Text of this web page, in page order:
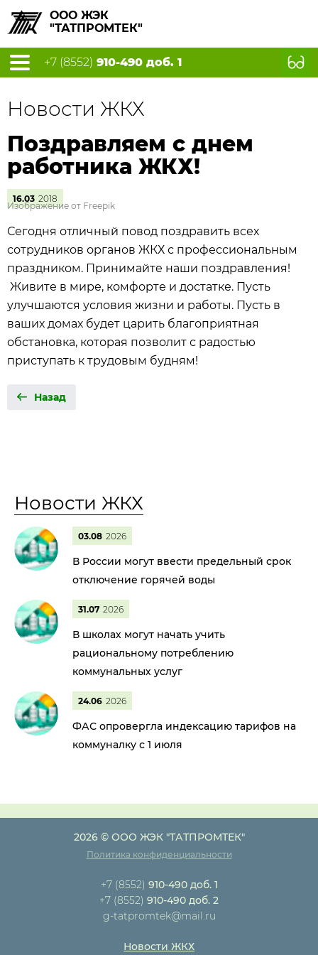
ООО ЖЭК
"ТАТПРОМТЕК"
+7 (8552) 910-490 доб. 1
Новости ЖКХ
Поздравляем с днем
работника ЖКХ!
16.03 2018
Изображение от Freepik
Сегодня отличный повод поздравить всех
сотрудников органов ЖКХ с профессиональным
праздником. Принимайте наши поздравления!
Живите в мире, комфорте и достатке. Пусть
улучшаются условия жизни и работы. Пусть в
ваших домах будет царить благоприятная
обстановка, которая позволит с радостью
приступать к трудовым будням!
Назад
Новости ЖКХ
03.08 2026
В России могут ввести предельный срок
отключение горячей воды
31.07 2026
В школах могут начать учить
рациональному потреблению
коммунальных услуг
24.06 2026
ФАС опровергла индексацию тарифов на
коммуналку с 1 июля
2026 © ООО ЖЭК "ТАТПРОМТЕК"
Политика конфиденциальности
+7 (8552) 910-490 доб. 1
+7 (8552) 910-490 доб. 2
g-tatpromtek@mail.ru
Новости ЖКХ